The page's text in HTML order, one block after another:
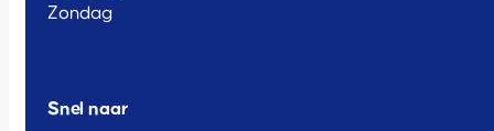
Zondag
Snel naar